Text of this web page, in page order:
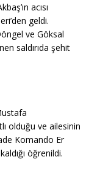
acısı
geldi.
ve Göksal
saldırıda şehit
olduğu ve ailesinin
Komando Er
öğrenildi.